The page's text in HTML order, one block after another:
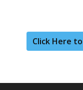
Click Here to